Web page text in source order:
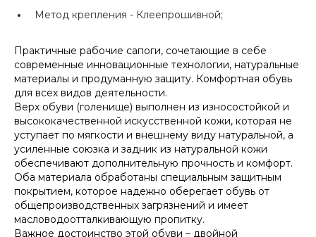
Метод крепления - Клеепрошивной;
Практичные рабочие сапоги, сочетающие в себе
современные инновационные технологии, натуральные
материалы и продуманную защиту. Комфортная обувь
для всех видов деятельности.
Верх обуви (голенище) выполнен из износостойкой и
высококачественной искусственной кожи, которая не
уступает по мягкости и внешнему виду натуральной, а
усиленные союзка и задник из натуральной кожи
обеспечивают дополнительную прочность и комфорт.
Оба материала обработаны специальным защитным
покрытием, которое надежно оберегает обувь от
общепроизводственных загрязнений и имеет
масловодоотталкивающую пропитку.
Важное достоинство этой обуви – двойной